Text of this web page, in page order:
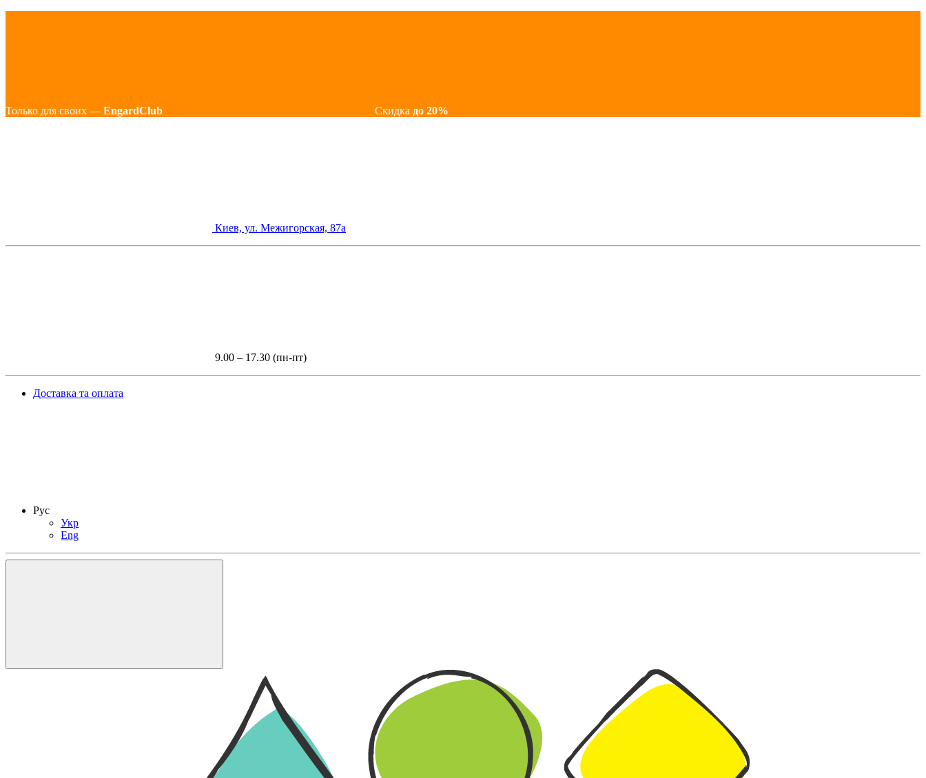
Только для своих — EngardClub Скидка до 20%
Киев, ул. Межигорская, 87а
9.00 – 17.30 (пн-пт)
Доставка та оплата
Рус
Укр
Eng